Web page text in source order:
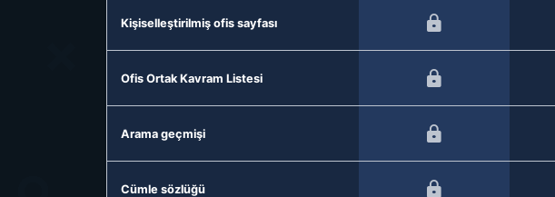
Kişiselleştirilmiş ofis sayfası
Ofis Ortak Kavram Listesi
Arama geçmişi
Cümle sözlüğü